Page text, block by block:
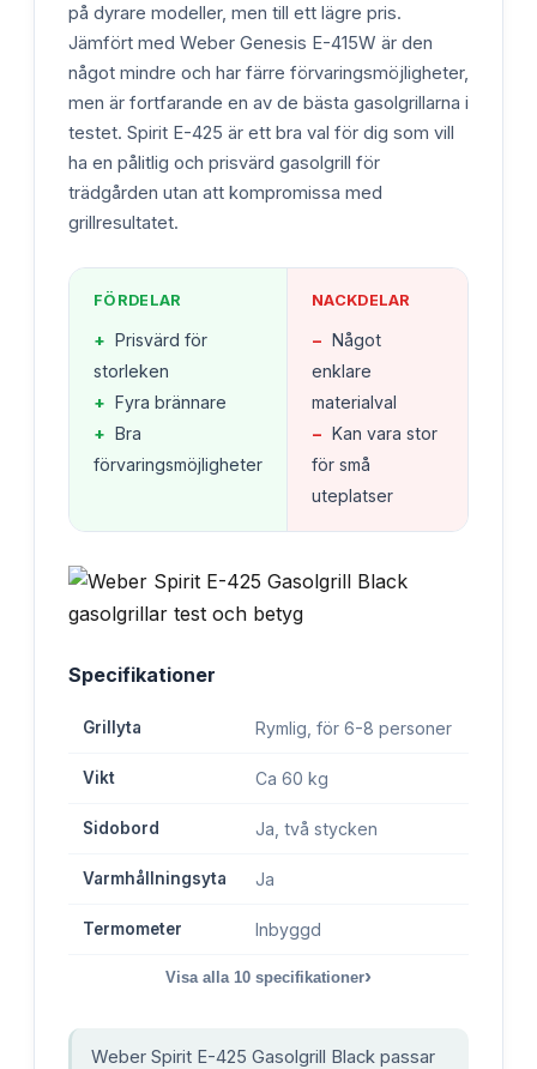
på dyrare modeller, men till ett lägre pris.
Jämfört med Weber Genesis E-415W är den
något mindre och har färre förvaringsmöjligheter,
men är fortfarande en av de bästa gasolgrillarna i
testet. Spirit E-425 är ett bra val för dig som vill
ha en pålitlig och prisvärd gasolgrill för
trädgården utan att kompromissa med
grillresultatet.
FÖRDELAR
+ Prisvärd för
storleken
+ Fyra brännare
+ Bra
förvaringsmöjligheter
NACKDELAR
− Något
enklare
materialval
− Kan vara stor
för små
uteplatser
Specifikationer
Grillyta Rymlig, för 6-8 personer
Vikt Ca 60 kg
Sidobord Ja, två stycken
Varmhållningsyta Ja
Termometer Inbyggd
Visa alla 10 specifikationer›
Weber Spirit E-425 Gasolgrill Black passar